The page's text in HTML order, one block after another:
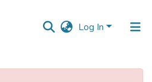
Log In